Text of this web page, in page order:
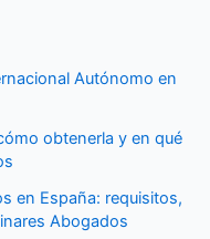
Autónomo en
obtenerla y en qué
en España: requisitos,
Abogados